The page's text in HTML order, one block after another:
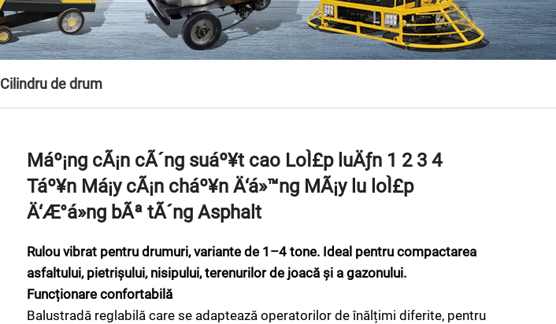
Cilindru de drum
Máº¡ng cÃ¡n cÃ´ng suáº¥t cao LoÌ£p luÄƒn 1 2 3 4
Táº¥n Má¡y cÃ¡n cháº¥n Ä‘á»™ng MÃ¡y lu loÌ£p
Ä‘Æ°á»ng bÃª tÃ´ng Asphalt
Rulou vibrat pentru drumuri, variante de 1–4 tone. Ideal pentru compactarea
asfaltului, pietrișului, nisipului, terenurilor de joacă și a gazonului.
Funcționare confortabilă
Balustradă reglabilă care se adaptează operatorilor de înălțimi diferite, pentru